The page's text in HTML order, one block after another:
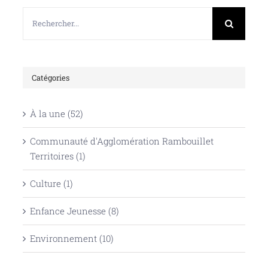
Catégories
À la une (52)
Communauté d'Agglomération Rambouillet
Territoires (1)
Culture (1)
Enfance Jeunesse (8)
Environnement (10)